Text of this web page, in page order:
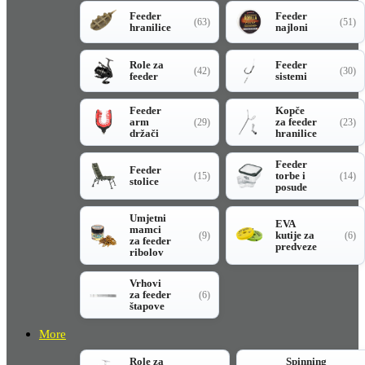
Feeder
hranilice
(63)
Feeder
najloni
(51)
Role za
feeder
(42)
Feeder
sistemi
(30)
Feeder
arm
držači
(29)
Kopče
za feeder
hranilice
(23)
Feeder
stolice
(15)
Feeder
torbe i
posude
(14)
Umjetni
mamci
za feeder
ribolov
(9)
EVA
kutije za
predveze
(6)
Vrhovi
za feeder
štapove
(6)
More
Role za
Spinning